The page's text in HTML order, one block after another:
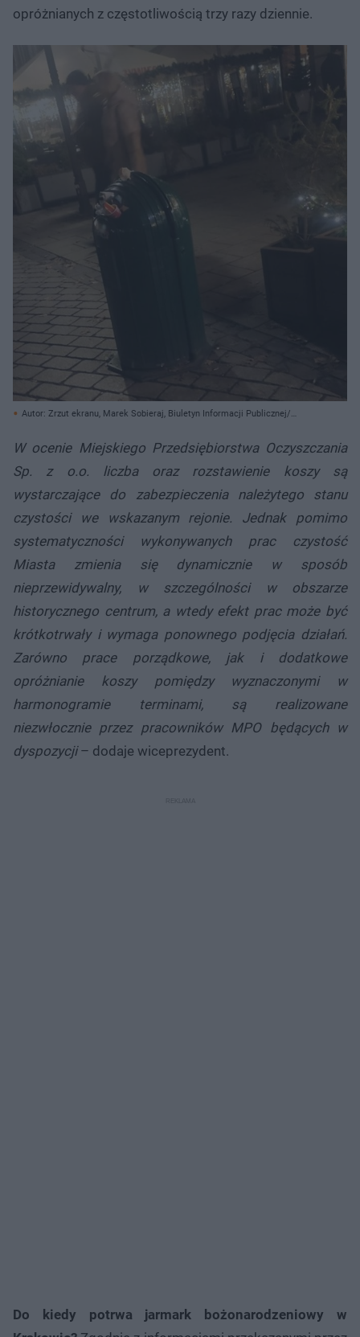
opróżnianych z częstotliwością trzy razy dziennie.
Autor: Zrzut ekranu, Marek Sobieraj, Biuletyn Informacji Publicznej/
W ocenie Miejskiego Przedsiębiorstwa Oczyszczania
Sp. z o.o. liczba oraz rozstawienie koszy są
wystarczające do zabezpieczenia należytego stanu
czystości we wskazanym rejonie. Jednak pomimo
systematyczności wykonywanych prac czystość
Miasta zmienia się dynamicznie w sposób
nieprzewidywalny, w szczególności w obszarze
historycznego centrum, a wtedy efekt prac może być
krótkotrwały i wymaga ponownego podjęcia działań.
Zarówno prace porządkowe, jak i dodatkowe
opróżnianie koszy pomiędzy wyznaczonymi w
harmonogramie terminami, są realizowane
niezwłocznie przez pracowników MPO będących w
dyspozycji– dodaje wiceprezydent.
Do kiedy potrwa jarmark bożonarodzeniowy w